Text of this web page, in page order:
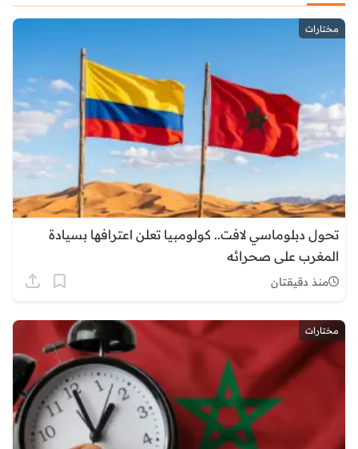
مختارات
تحول دبلوماسي لافت.. كولومبيا تعلن اعترافها بسيادة
المغرب على صحرائه
منذ دقيقتان
مختارات